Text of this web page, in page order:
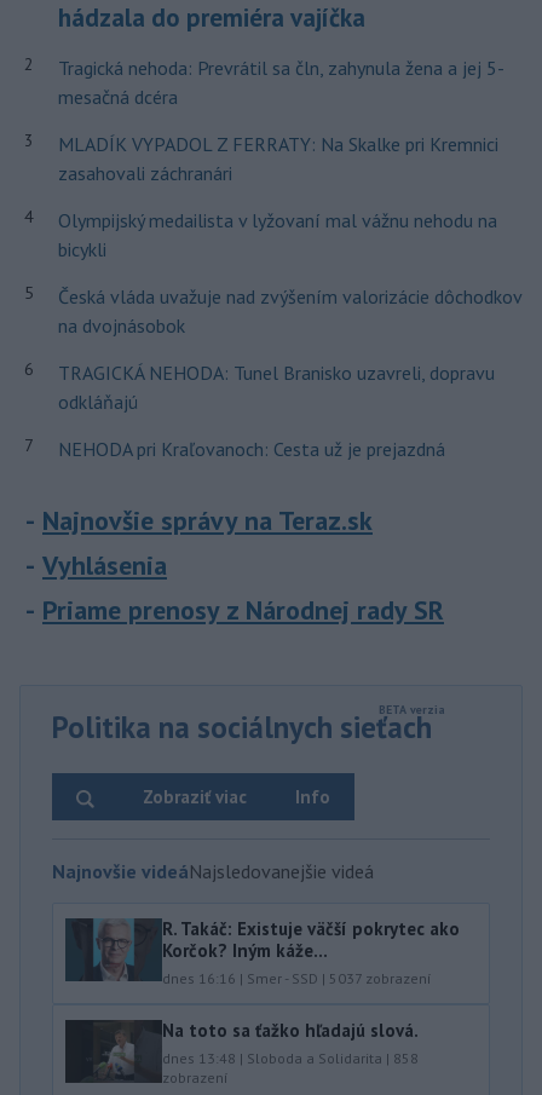
hádzala do premiéra vajíčka
2
Tragická nehoda: Prevrátil sa čln, zahynula žena a jej 5-
mesačná dcéra
3
MLADÍK VYPADOL Z FERRATY: Na Skalke pri Kremnici
zasahovali záchranári
4
Olympijský medailista v lyžovaní mal vážnu nehodu na
bicykli
5
Česká vláda uvažuje nad zvýšením valorizácie dôchodkov
na dvojnásobok
6
TRAGICKÁ NEHODA: Tunel Branisko uzavreli, dopravu
odkláňajú
7 NEHODA pri Kraľovanoch: Cesta už je prejazdná
Najnovšie správy na Teraz.sk
Vyhlásenia
Priame prenosy z Národnej rady SR
Politika na sociálnych sieťach
Info
Zobraziť viac
Najnovšie videáNajsledovanejšie videá
R. Takáč: Existuje väčší pokrytec ako
Korčok? Iným káže...
dnes 16:16 | Smer - SSD | 5037 zobrazení
Na toto sa ťažko hľadajú slová.
dnes 13:48 | Sloboda a Solidarita | 858
zobrazení